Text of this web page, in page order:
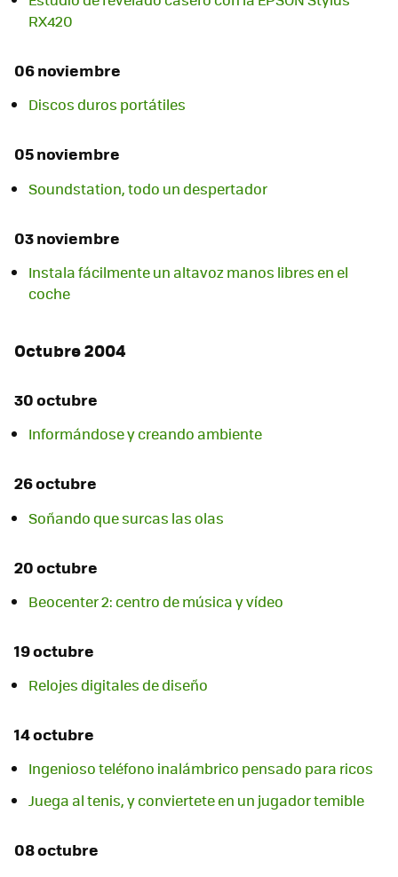
RX420
06 noviembre
Discos duros portátiles
05 noviembre
Soundstation, todo un despertador
03 noviembre
Instala fácilmente un altavoz manos libres en el
coche
Octubre 2004
30 octubre
Informándose y creando ambiente
26 octubre
Soñando que surcas las olas
20 octubre
Beocenter 2: centro de música y vídeo
19 octubre
Relojes digitales de diseño
14 octubre
Ingenioso teléfono inalámbrico pensado para ricos
Juega al tenis, y conviertete en un jugador temible
08 octubre